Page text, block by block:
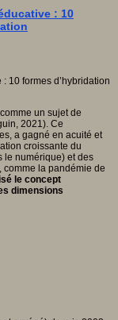
: 10
un sujet de
2021). Ce
a gagné en acuité et
croissante du
le numérique) et des
comme la pandémie de
le concept
dimensions